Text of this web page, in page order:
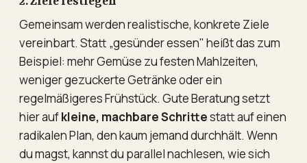
Gemeinsam werden realistische, konkrete Ziele
vereinbart. Statt „gesünder essen" heißt das zum
Beispiel: mehr Gemüse zu festen Mahlzeiten,
weniger gezuckerte Getränke oder ein
regelmäßigeres Frühstück. Gute Beratung setzt
hier aufkleine, machbare Schrittestatt auf einen
radikalen Plan, den kaum jemand durchhält. Wenn
du magst, kannst du parallel nachlesen, wie sich